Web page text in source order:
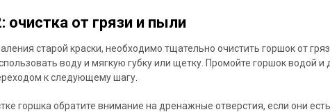
очистка от грязи и пыли
старой краски, необходимо тщательно очистить горшок от
воду и мягкую губку или щетку. Промойте горшок водой и
к следующему шагу.
горшка обратите внимание на дренажные отверстия, если они